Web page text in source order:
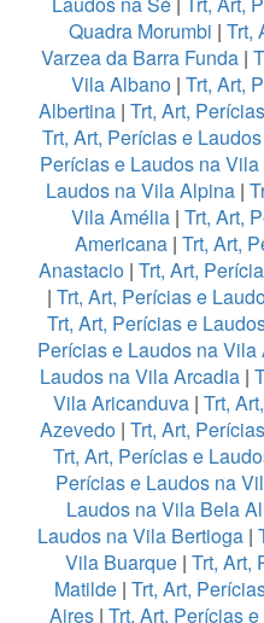
Quadra Morumbi | Trt,
Varzea da Barra Funda |
Vila Albano| Trt, Art,
Albertina | Trt, Art,
Trt, Art, Perícias e
Perícias e Laudos na
Laudos na Vila Alpina |
Vila Amélia | Trt, Art,
Americana| Trt, Art,
Anastacio | Trt, Art,
| Trt, Art, Perícias e
Trt, Art, Perícias e
Perícias e Laudos na Vila
Laudos na Vila Arcadia |
Vila Aricanduva| Trt,
Azevedo| Trt, Art,
Trt, Art, Perícias e
Perícias e Laudos na
Laudos na Vila Bela
Laudos na Vila Bertioga|
Vila Buarque| Trt, Art,
Matilde| Trt, Art,
Aires | Trt, Art, Perícias